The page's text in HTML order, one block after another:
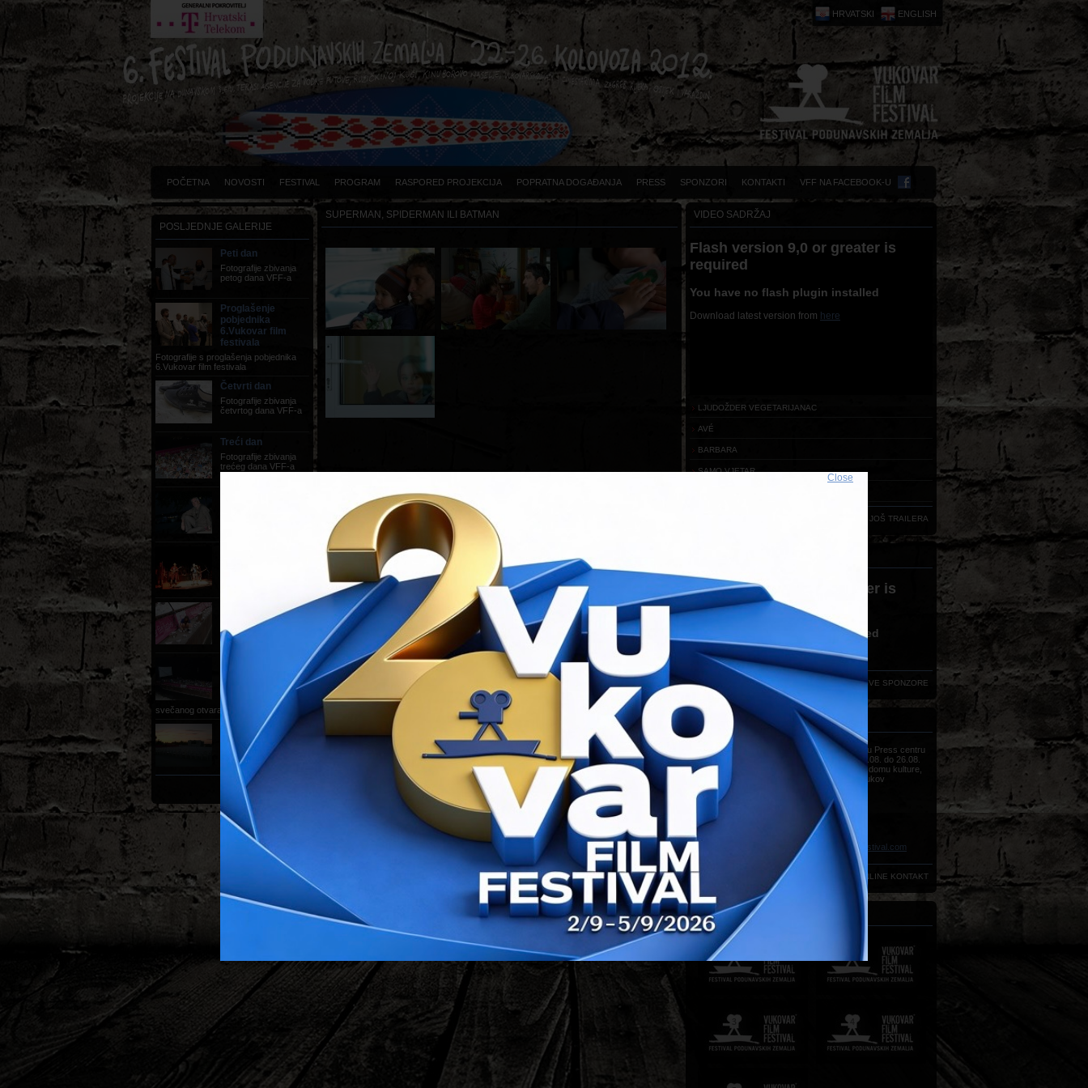
ENGLISH
HRVATSKI
POČETNA NOVOSTI FESTIVAL PROGRAM RASPORED PROJEKCIJA POPRATNA DOGAĐANJA PRESS SPONZORI KONTAKTI VFF NA FACEBOOK-U
Close
POSLJEDNJE GALERIJE
Peti dan
Fotografije zbivanja
petog dana VFF-a
Proglašenje
pobjednika
6.Vukovar film
festivala
Fotografije s proglašenja pobjednika
6.Vukovar film festivala
Četvrti dan
Fotografije zbivanja
četvrtog dana VFF-a
Treći dan
Fotografije zbivanja
trećeg dana VFF-a
fotografije zbivanja
prvog dana VFF-a
Svečano otvaranje
22.08.2012.
fotografije sa
svečanog otvaranja festivala
Nulti dan
Pripreme lokacija,
pressica u Vukovaru,
zagrijavanje
VIDI SVE GALERIJE
SUPERMAN, SPIDERMAN ILI BATMAN VIDEO SADRŽAJ
Flash version 9,0 or greater is
required
You have no flash plugin installed
Download latest version from here
LJUDOŽDER VEGETARIJANAC
AVÉ
BARBARA
SAMO VJETAR
UČITAJ JOŠ TRAILERA
Flash version 3,0 or greater is
required
You have no flash plugin installed
Download latest version fromhere
VIDI SVE SPONZORE
KONTAKT
Sve informacije možete dobiti u Press centru
Vukovar Film Festivala, od 22.08. do 26.08.
(od 09h do 18h) u Hrvatskom domu kulture,
Strossmayerova 20, 32000 Vukov
+385 (0)32 450 022
+385 (0)32 450 020
+385 (0)32 450 033
+385 (0)32 450 034
+385 (0)32 440 035
press@vukovarfilmfestival.com
ONLINE KONTAKT
PRIJAŠNJI FESTIVALI